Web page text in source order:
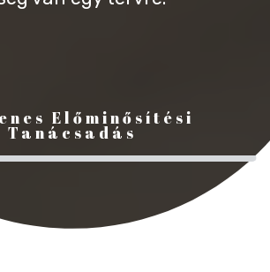
Előminősítési
Tanácsadás